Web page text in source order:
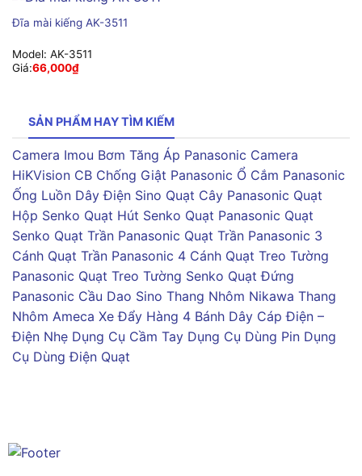
Đĩa mài kiếng AK-3511
Model: AK-3511
Giá:66,000₫
SẢN PHẨM HAY TÌM KIẾM
Camera Imou Bơm Tăng Áp Panasonic Camera
HiKVision CB Chống Giật Panasonic Ổ Cắm Panasonic
Ống Luồn Dây Điện Sino Quạt Cây Panasonic Quạt
Hộp Senko Quạt Hút Senko Quạt Panasonic Quạt
Senko Quạt Trần Panasonic Quạt Trần Panasonic 3
Cánh Quạt Trần Panasonic 4 Cánh Quạt Treo Tường
Panasonic Quạt Treo Tường Senko Quạt Đứng
Panasonic Cầu Dao Sino Thang Nhôm Nikawa Thang
Nhôm Ameca Xe Đẩy Hàng 4 Bánh Dây Cáp Điện –
Điện Nhẹ Dụng Cụ Cầm Tay Dụng Cụ Dùng Pin Dụng
Cụ Dùng Điện Quạt